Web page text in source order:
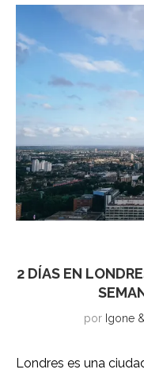
2 DÍAS EN
por Igone
Londres es una